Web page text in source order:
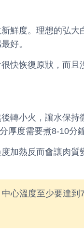
鮮度。理想的弘大
好。
快恢復原狀，而且
轉小火，讓水保持
厚度需要煮8-10分鐘
加熱反而會讓肉質
心溫度至少要達到